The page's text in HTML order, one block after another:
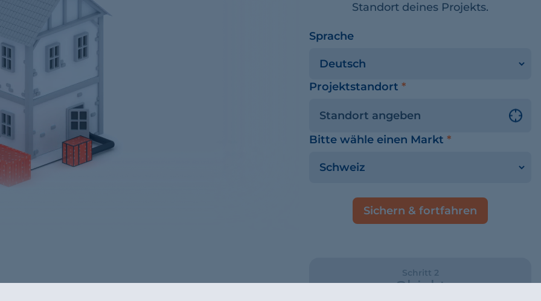
Standort deines Projekts.
Sprache
Projektstandort *
Bitte wähle einen Markt *
Sichern & fortfahren
Schritt 2
Objekt